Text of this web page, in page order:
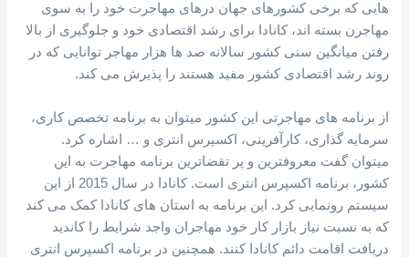
هایی که برخی کشورهای جهان درهای مهاجرت خود را به سوی
مهاجرن بسته اند، کانادا برای رشد اقتصادی خود و جلوگیری از بالا
رفتن میانگین سنی کشور سالانه صد ها هزار مهاجر توانایی که در
روند رشد اقتصادی کشور مفید هستند را پذیرش می کند.
از برنامه های مهاجرتی این کشور میتوان به برنامه تخصص کاری،
سرمایه گذاری، کارآفرینی، اکسپرس انتری و … اشاره کرد.
میتوان گفت معروفترین و پر تقضاترین برنامه مهاجرت به این
کشور، برنامه اکسپرس انتری است. کانادا در سال 2015 از این
سیستم رونمایی کرد. این برنامه به استان های کانادا کمک می کند
که به نسبت نیاز بازار کار خود مهاجران واجد شرایط را کاندید
دریافت اقامت دائم کانادا کنند. همچنین در برنامه اکسپرس انتری